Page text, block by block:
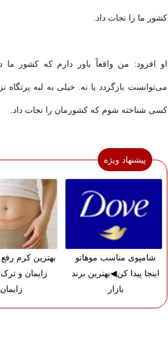
کشور ما را نجات داد.
او افزود: من واقعاً باور دارم که کشور
می‌توانست بازگردد یا نه. خیلی به لبه
کسی شناخته شوم که کشورمان را نجات داد.
پیشنهاد ویژه
شامپوی مناسب موهاتو
اینجا پیدا کن◀بهترین برند
بازار
بهترین کرم
زایمان و
زایمان